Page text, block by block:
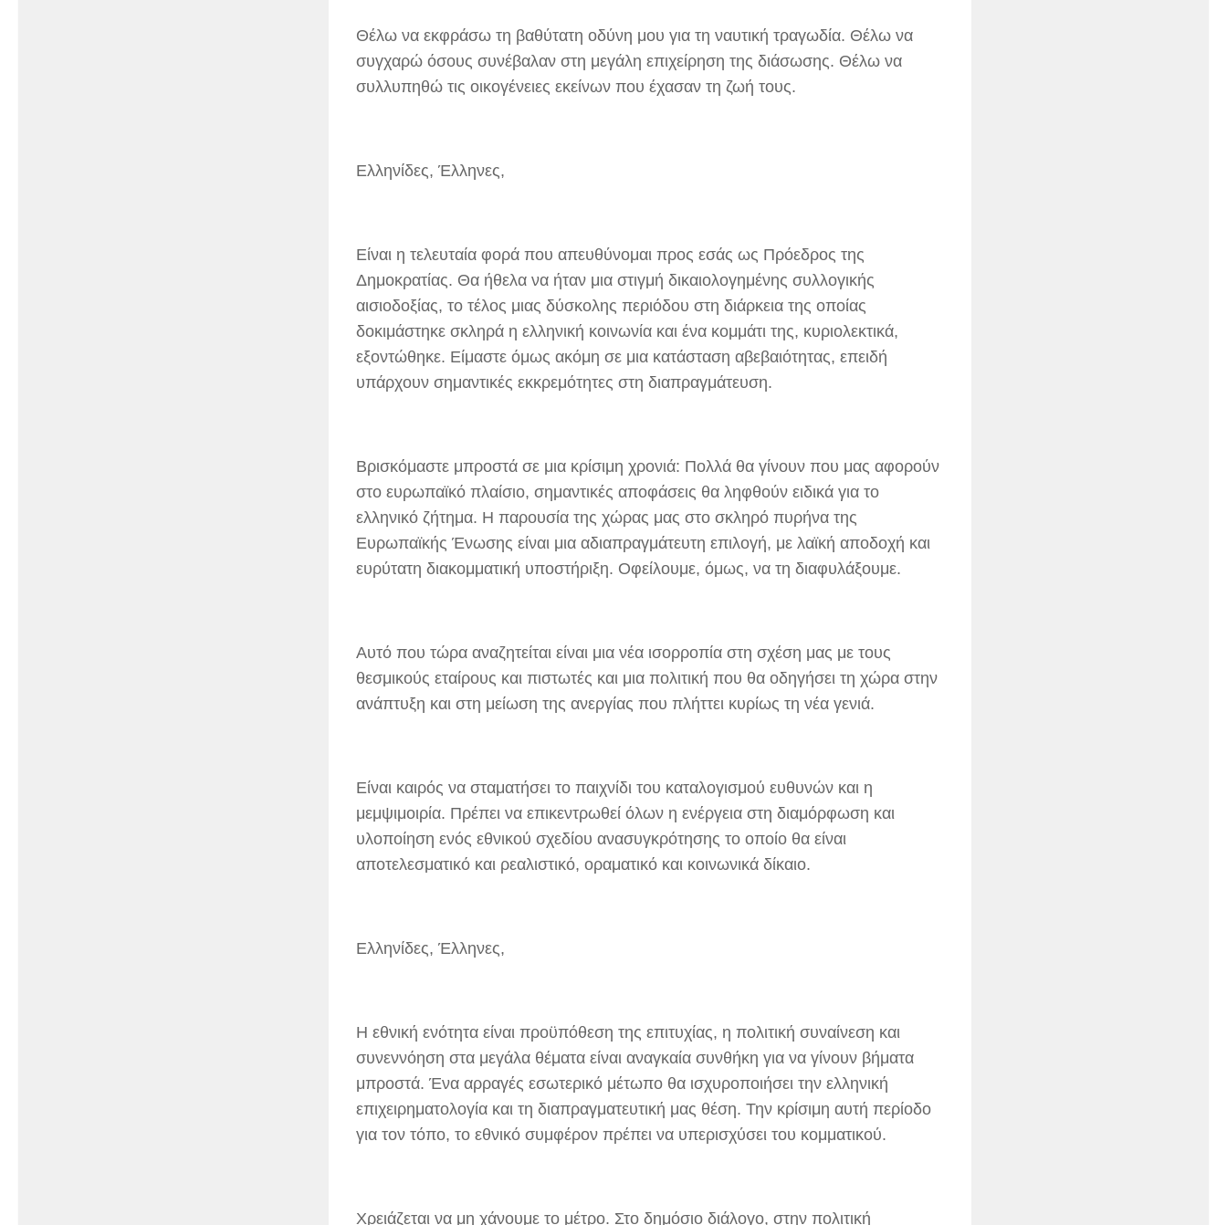
Θέλω να εκφράσω τη βαθύτατη οδύνη μου για τη ναυτική τραγωδία. Θέλω να
συγχαρώ όσους συνέβαλαν στη μεγάλη επιχείρηση της διάσωσης. Θέλω να
συλλυπηθώ τις οικογένειες εκείνων που έχασαν τη ζωή τους.
Ελληνίδες, Έλληνες,
Είναι η τελευταία φορά που απευθύνομαι προς εσάς ως Πρόεδρος της
Δημοκρατίας. Θα ήθελα να ήταν μια στιγμή δικαιολογημένης συλλογικής
αισιοδοξίας, το τέλος μιας δύσκολης περιόδου στη διάρκεια της οποίας
δοκιμάστηκε σκληρά η ελληνική κοινωνία και ένα κομμάτι της, κυριολεκτικά,
εξοντώθηκε. Είμαστε όμως ακόμη σε μια κατάσταση αβεβαιότητας, επειδή
υπάρχουν σημαντικές εκκρεμότητες στη διαπραγμάτευση.
Βρισκόμαστε μπροστά σε μια κρίσιμη χρονιά: Πολλά θα γίνουν που μας αφορούν
στο ευρωπαϊκό πλαίσιο, σημαντικές αποφάσεις θα ληφθούν ειδικά για το
ελληνικό ζήτημα. Η παρουσία της χώρας μας στο σκληρό πυρήνα της
Ευρωπαϊκής Ένωσης είναι μια αδιαπραγμάτευτη επιλογή, με λαϊκή αποδοχή και
ευρύτατη διακομματική υποστήριξη. Οφείλουμε, όμως, να τη διαφυλάξουμε.
Αυτό που τώρα αναζητείται είναι μια νέα ισορροπία στη σχέση μας με τους
θεσμικούς εταίρους και πιστωτές και μια πολιτική που θα οδηγήσει τη χώρα στην
ανάπτυξη και στη μείωση της ανεργίας που πλήττει κυρίως τη νέα γενιά.
Είναι καιρός να σταματήσει το παιχνίδι του καταλογισμού ευθυνών και η
μεμψιμοιρία. Πρέπει να επικεντρωθεί όλων η ενέργεια στη διαμόρφωση και
υλοποίηση ενός εθνικού σχεδίου ανασυγκρότησης το οποίο θα είναι
αποτελεσματικό και ρεαλιστικό, οραματικό και κοινωνικά δίκαιο.
Ελληνίδες, Έλληνες,
Η εθνική ενότητα είναι προϋπόθεση της επιτυχίας, η πολιτική συναίνεση και
συνεννόηση στα μεγάλα θέματα είναι αναγκαία συνθήκη για να γίνουν βήματα
μπροστά. Ένα αρραγές εσωτερικό μέτωπο θα ισχυροποιήσει την ελληνική
επιχειρηματολογία και τη διαπραγματευτική μας θέση. Την κρίσιμη αυτή περίοδο
για τον τόπο, το εθνικό συμφέρον πρέπει να υπερισχύσει του κομματικού.
Χρειάζεται να μη χάνουμε το μέτρο. Στο δημόσιο διάλογο, στην πολιτική